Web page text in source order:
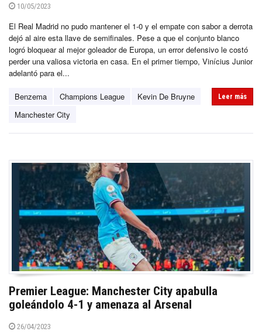
10/05/2023
El Real Madrid no pudo mantener el 1-0 y el empate con sabor a derrota
dejó al aire esta llave de semifinales. Pese a que el conjunto blanco
logró bloquear al mejor goleador de Europa, un error defensivo le costó
perder una valiosa victoria en casa. En el primer tiempo, Vinícius Junior
adelantó para el...
Benzema Champions League
Kevin De Bruyne
Manchester City
Leer más
Premier League: Manchester City apabulla
goleándolo 4-1 y amenaza al Arsenal
26/04/2023